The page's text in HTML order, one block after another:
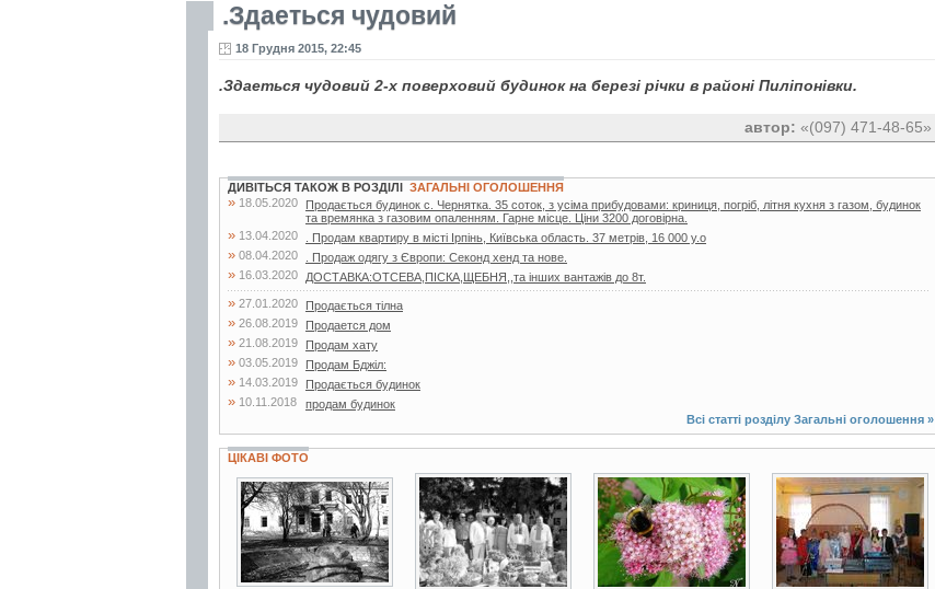
.Здаеться чудовий
18 Грудня 2015, 22:45
.Здаеться чудовий 2-х поверховий будинок на березі річки в районі Пиліпонівки.
автор: «(097) 471-48-65»
ДИВІТЬСЯ ТАКОЖ В РОЗДІЛІ ЗАГАЛЬНІ ОГОЛОШЕННЯ
» 18.05.2020
Продається будинок с. Чернятка. 35 соток, з усіма прибудовами: криниця, погріб, літня кухня з газом, будинок
та времянка з газовим опаленням. Гарне місце. Ціни 3200 договірна.
» 13.04.2020 . Продам квартиру в місті Ірпінь, Київська область. 37 метрів, 16 000 у.о
» 08.04.2020 . Продаж одягу з Європи: Секонд хенд та нове.
» 16.03.2020 ДОСТАВКА:ОТСЕВА,ПІСКА,ЩЕБНЯ,,та інших вантажів до 8т.
» 27.01.2020 Продається тілна
» 26.08.2019 Продается дом
» 21.08.2019 Продам хату
» 03.05.2019 Продам Бджiл:
» 14.03.2019 Продається будинок
» 10.11.2018
продам будинок
Всі статті розділу Загальні оголошення »
ЦІКАВІ ФОТО
4 фото 3 фото 48 фото 3 фото